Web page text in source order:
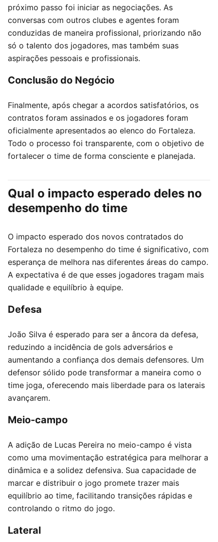
próximo passo foi iniciar as negociações. As
conversas com outros clubes e agentes foram
conduzidas de maneira profissional, priorizando não
só o talento dos jogadores, mas também suas
aspirações pessoais e profissionais.
Conclusão do Negócio
Finalmente, após chegar a acordos satisfatórios, os
contratos foram assinados e os jogadores foram
oficialmente apresentados ao elenco do Fortaleza.
Todo o processo foi transparente, com o objetivo de
fortalecer o time de forma consciente e planejada.
Qual o impacto esperado deles no
desempenho do time
O impacto esperado dos novos contratados do
Fortaleza no desempenho do time é significativo, com
esperança de melhora nas diferentes áreas do campo.
A expectativa é de que esses jogadores tragam mais
qualidade e equilíbrio à equipe.
Defesa
João Silva é esperado para ser a âncora da defesa,
reduzindo a incidência de gols adversários e
aumentando a confiança dos demais defensores. Um
defensor sólido pode transformar a maneira como o
time joga, oferecendo mais liberdade para os laterais
avançarem.
Meio-campo
A adição de Lucas Pereira no meio-campo é vista
como uma movimentação estratégica para melhorar a
dinâmica e a solidez defensiva. Sua capacidade de
marcar e distribuir o jogo promete trazer mais
equilíbrio ao time, facilitando transições rápidas e
controlando o ritmo do jogo.
Lateral